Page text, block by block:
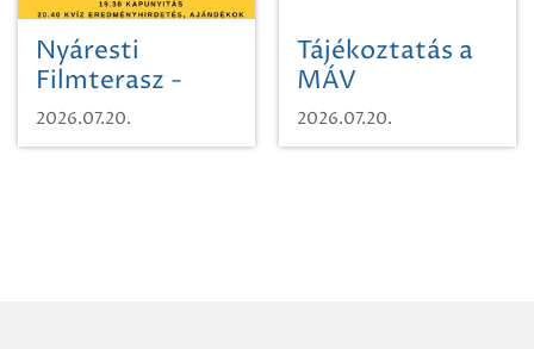
Nyáresti
Filmterasz -
Beugró a
Paradicsomba
2026.07.20.
Tájékoztatás a
MÁV
Pályaműködtetési
Zrt. Területi
2026.07.20.